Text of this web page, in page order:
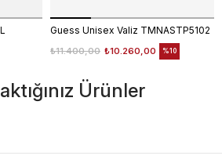
Guess Unisex Valiz TMNASTP5102
₺10.260,00
₺11.400,00 %10
Ürünler